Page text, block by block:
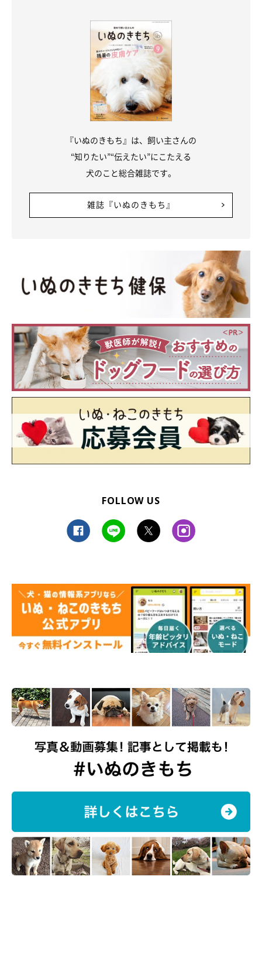
『いぬのきもち』は、飼い主さんの
“知りたい”“伝えたい”にこたえる
犬のこと総合雑誌です。
雑誌『いぬのきもち』
FOLLOW US